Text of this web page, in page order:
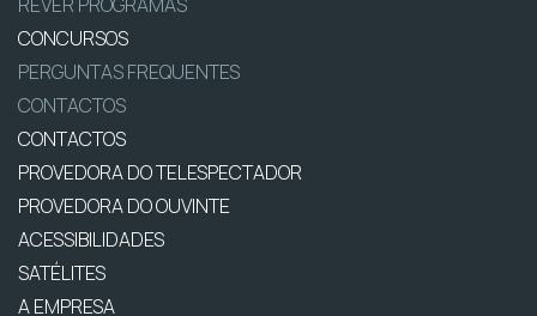
CONCURSOS
PERGUNTAS FREQUENTES
CONTACTOS
CONTACTOS
PROVEDORA DO TELESPECTADOR
PROVEDORA DO OUVINTE
ACESSIBILIDADES
SATÉLITES
A EMPRESA